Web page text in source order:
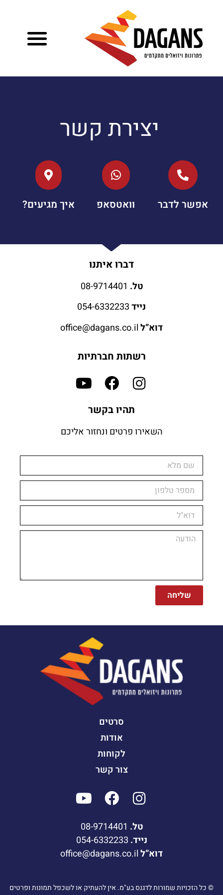
יצירת קשר
אפשר לדבר וואטסאפ איך מגיעים?
דברו איתנו
טל.
נייד
דוא”לoffice@dagans.co.il
רשתות חברתיות
תהיו בקשר
השאירו פרטים ונחזור אליכם
שליחה
סרטים
אודות
לקוחות
צור קשר
טל.
נייד.
דוא”ל
© כל הזכויות שמורות לדגנס בע"מ. אין להעתיק או לשכפל תמונות ופרטים